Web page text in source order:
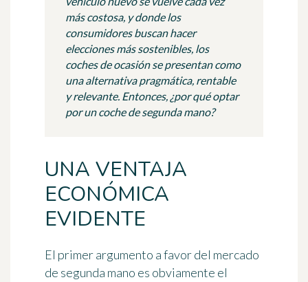
más costosa, y donde los
consumidores buscan hacer
elecciones más sostenibles, los
coches de ocasión se presentan como
una alternativa pragmática, rentable
y relevante. Entonces, ¿por qué optar
por un coche de segunda mano?
UNA VENTAJA
ECONÓMICA
EVIDENTE
El primer argumento a favor del mercado
de segunda mano es obviamente el